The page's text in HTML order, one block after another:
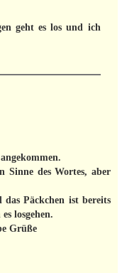
geht es los und ich
Sinne des Wortes, aber
Päckchen ist bereits
losgehen.
Grüße